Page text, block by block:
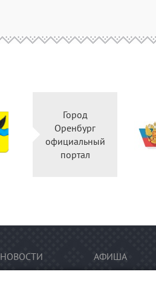
Город
Оренбург
официальный
портал
НОВОСТИ АФИША